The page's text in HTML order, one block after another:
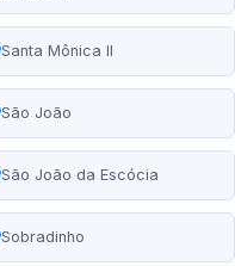
Santa Mônica II
São João
São João da Escócia
Sobradinho